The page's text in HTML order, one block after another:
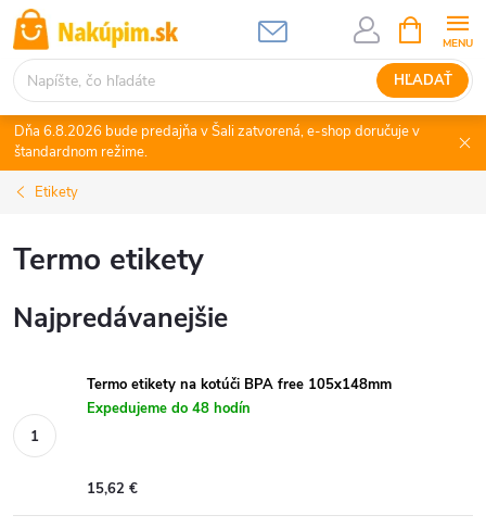
Prejsť
na
obsah
HĽADAŤ
KOŠÍK
Dňa 6.8.2026 bude predajňa v Šali zatvorená, e-shop doručuje v
štandardnom režime.
Etikety
Termo etikety
Najpredávanejšie
Termo etikety na kotúči BPA free 105x148mm
Expedujeme do 48 hodín
15,62 €